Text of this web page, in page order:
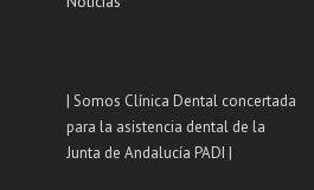
| Somos Clínica Dental concertada
para la asistencia dental de la
Junta de Andalucía PADI |